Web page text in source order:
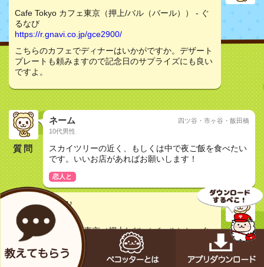
Cafe Tokyo カフェ東京（押上/バル（バール）） - ぐ
るなび
https://r.gnavi.co.jp/gce2900/
こちらのカフェでディナーはいかがですか。デザート
プレートも頼みますので記念日のサプライズにも良い
ですよ。
質問
ネーム
10代男性
四ツ谷・市ヶ谷・飯田橋
スカイツリーの近く、もしくは中で夜ご飯を食べたい
です。いいお店があればお願いします！
恋人と
manju-chang♪
30代女性
Cafe Tokyo カフェ東京（押上/バル（バール）） - ぐ
るなび
https://r.gnavi.co.jp/gce2900/